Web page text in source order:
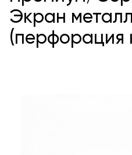
Экран металл
(перфорация